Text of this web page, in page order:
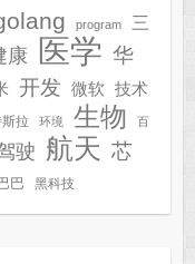
program
三
康 医学 华
开发 微软 技术
拉 环境 生物 百
驶 航天 芯
巴 黑科技